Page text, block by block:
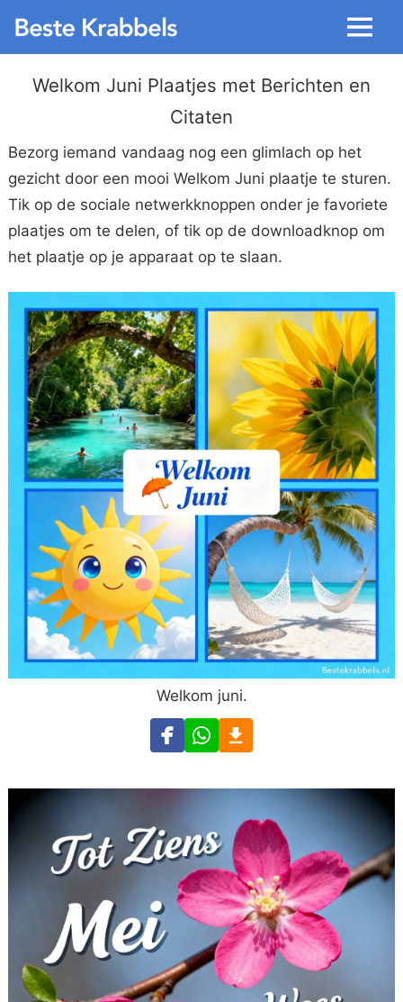
Menu
Welkom Juni Plaatjes met Berichten en
Citaten
Bezorg iemand vandaag nog een glimlach op het
gezicht door een mooi Welkom Juni plaatje te sturen.
Tik op de sociale netwerkknoppen onder je favoriete
plaatjes om te delen, of tik op de downloadknop om
het plaatje op je apparaat op te slaan.
Welkom juni.